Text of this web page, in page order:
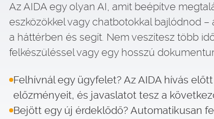
Az AIDA egy olyan AI, amit beépítve
eszközökkel vagy chatbotokkal bajlódnod
a háttérben és segít. Nem veszítesz több
felkészüléssel vagy egy hosszú
Felhívnál egy ügyfelet? Az AIDA hívás
előzményeit, és javaslatot tesz a
Bejött egy új érdeklődő? Automatikusan